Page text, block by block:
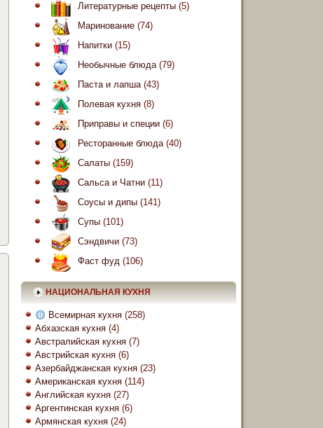
Литературные рецепты (5)
Маринование (74)
Напитки (15)
Необычные блюда(79)
Паста и лапша(43)
Полевая кухня (8)
Приправы и специи (6)
Ресторанные блюда(40)
Салаты (159)
Сальса и Чатни (11)
Соусы и дипы (141)
Супы (101)
Сэндвичи (73)
Фаст фуд (106)
НАЦИОНАЛЬНАЯ КУХНЯ
Всемирная кухня(258)
Абхазская кухня (4)
Австралийская кухня (7)
Австрийская кухня (6)
Азербайджанская кухня (23)
Американская кухня (114)
Английская кухня (27)
Аргентинская кухня (6)
Армянская кухня (24)